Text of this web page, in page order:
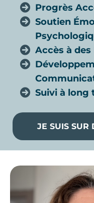
Progrès
Soutien
Accès à
Suivi à long
JE SUIS SUR